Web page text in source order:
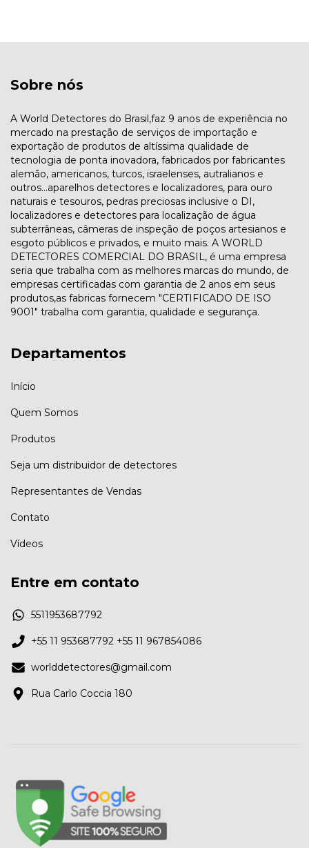
Sobre nós
A World Detectores do Brasil,faz 9 anos de experiência no
mercado na prestação de serviços de importação e
exportação de produtos de altíssima qualidade de
tecnologia de ponta inovadora, fabricados por fabricantes
alemão, americanos, turcos, israelenses, autralianos e
outros...aparelhos detectores e localizadores, para ouro
naturais e tesouros, pedras preciosas inclusive o DI,
localizadores e detectores para localização de água
subterrâneas, câmeras de inspeção de poços artesianos e
esgoto públicos e privados, e muito mais. A WORLD
DETECTORES COMERCIAL DO BRASIL, é uma empresa
seria que trabalha com as melhores marcas do mundo, de
empresas certificadas com garantia de 2 anos em seus
produtos,as fabricas fornecem "CERTIFICADO DE ISO
9001" trabalha com garantia, qualidade e segurança.
Departamentos
Início
Quem Somos
Produtos
Seja um distribuidor de detectores
Representantes de Vendas
Contato
Vídeos
Entre em contato
5511953687792
+55 11 953687792 +55 11 967854086
worlddetectores@gmail.com
Rua Carlo Coccia 180